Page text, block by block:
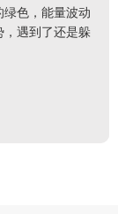
色，能量波动
遇到了还是躲